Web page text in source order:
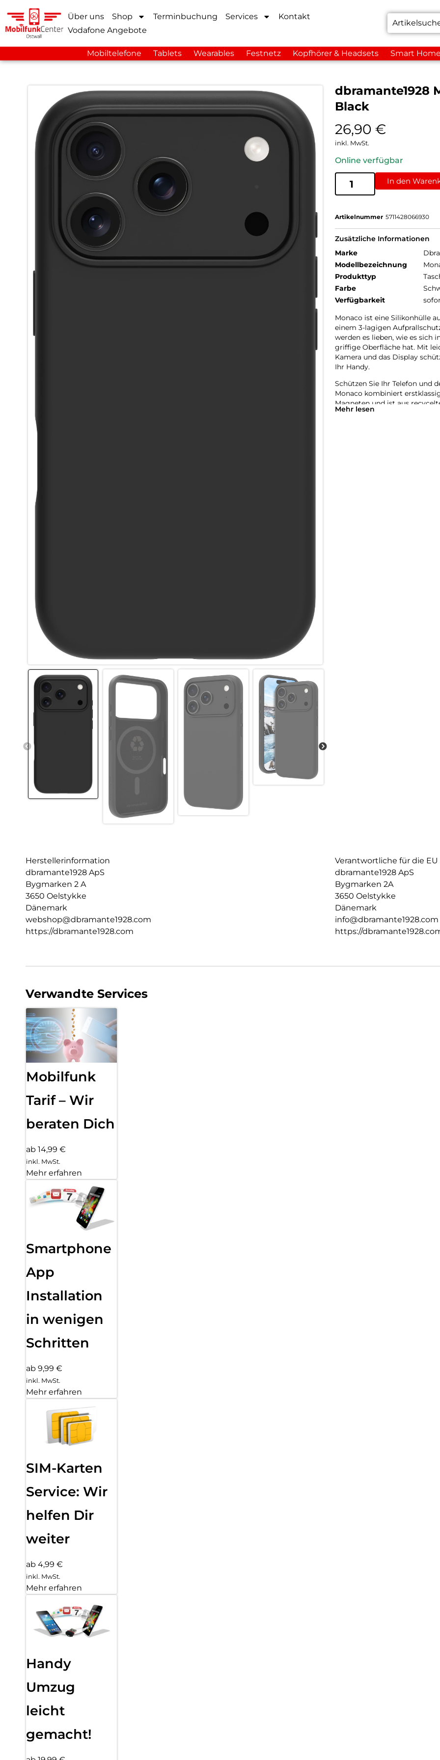
Über uns Shop Terminbuchung Services
Kontakt
Vodafone Angebote
Mobiltelefone Tablets Wearables Festnetz Kopfhörer & Headsets Smart
dbramante1928
Black
26,90 €
inkl. MwSt.
Online verfügbar
In den
Artikelnummer 5711428066930
Zusätzliche Informationen
Marke
Modellbezeichnung
Produkttyp
Farbe
Verfügbarkeit
Monaco ist eine Silikonhülle
einem 3-lagigen
werden es lieben, wie es sich
griffige Oberfläche hat. Mit
Kamera und das Display
Ihr Handy.
Schützen Sie Ihr Telefon und
Monaco kombiniert
Magneten und ist aus
sich sowohl durch ihre
Mehr lesen
Herstellerinformation
dbramante1928 ApS
Bygmarken 2 A
3650 Oelstykke
Dänemark
webshop@dbramante1928.com
https://dbramante1928.com
Verantwortliche für die EU
dbramante1928 ApS
Bygmarken 2A
3650 Oelstykke
Dänemark
info@dbramante1928.com
https://
Verwandte Services
Mobilfunk
Tarif – Wir
beraten Dich
ab 14,99 €
inkl. MwSt.
Mehr erfahren
Smartphone
App
Installation
in wenigen
Schritten
ab 9,99 €
inkl. MwSt.
Mehr erfahren
SIM-Karten
Service: Wir
helfen Dir
weiter
ab 4,99 €
inkl. MwSt.
Mehr erfahren
Handy
Umzug
leicht
gemacht!